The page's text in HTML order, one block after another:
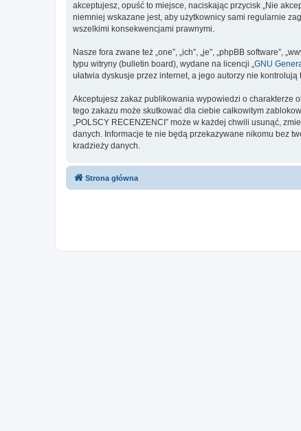
akceptujesz, opuść to miejsce, naciskając przycisk „Nie
niemniej wskazane jest, aby użytkownicy sami regularnie
wszelkimi konsekwencjami prawnymi.
Nasze fora zwane też „one”, „ich”, „je”, „phpBB software”,
typu witryny (bulletin board), wydane na licencji „GNU
ułatwia dyskusje przez internet, a jego autorzy nie
Akceptujesz zakaz publikowania wypowiedzi o charakterze
tego zakazu może skutkować dla ciebie całkowitym
„POLSCY RECENZENCI” może w każdej chwili usunąć,
danych. Informacje te nie będą przekazywane nikomu bez
kradzieży danych.
Strona główna